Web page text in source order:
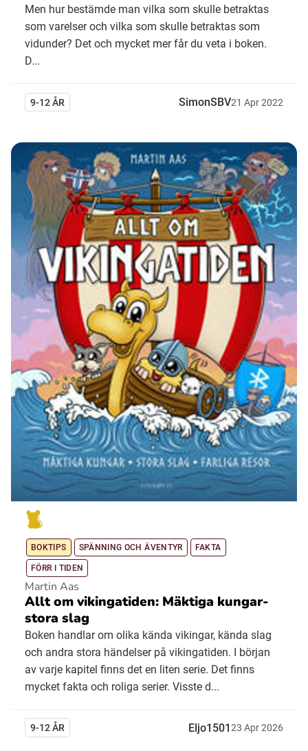
Men hur bestämde man vilka som skulle betraktas
som varelser och vilka som skulle betraktas som
vidunder? Det och mycket mer får du veta i boken.
D...
9-12 ÅR SimonSBV21 Apr2022
BOKTIPS SPÄNNING OCH ÄVENTYR FAKTA
FÖRR I TIDEN
Martin Aas
Allt om vikingatiden: Mäktiga kungar-
stora slag
Boken handlar om olika kända vikingar, kända slag
och andra stora händelser på vikingatiden. I början
av varje kapitel finns det en liten serie. Det finns
mycket fakta och roliga serier. Visste d...
9-12 ÅR Eljo150123 Apr2026